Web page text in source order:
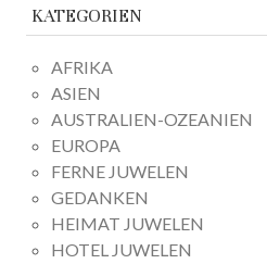
KATEGORIEN
AFRIKA
ASIEN
AUSTRALIEN-OZEANIEN
EUROPA
FERNE JUWELEN
GEDANKEN
HEIMAT JUWELEN
HOTEL JUWELEN